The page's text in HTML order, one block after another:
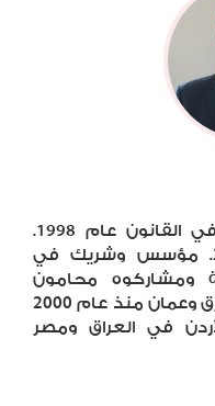
حائز على درجة البكالوريوس في القانون عام 1998.
محامي مزاول منذ عام 2000. مؤسس وشريك في
ومشاركوه محامون
ومستشارون قانونيون في المفرق وعمان منذ عام 2000
في العراق ومصر